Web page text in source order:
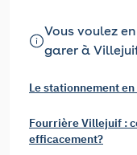
Vous voulez
garer à
Le stationnement
Fourrière Villejuif :
efficacement?